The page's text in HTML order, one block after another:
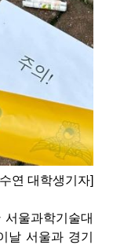
연 대학생기자]
울과학기술대
날 서울과 경기